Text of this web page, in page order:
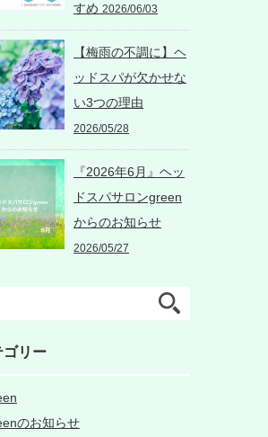
すめ 2026/06/03
【梅雨の不調に】ヘ
ッドスパが欠かせな
い3つの理由
2026/05/28
『2026年6月』ヘッ
ドスパサロンgreen
からのお知らせ
2026/05/27
ゴリー
のお知らせ